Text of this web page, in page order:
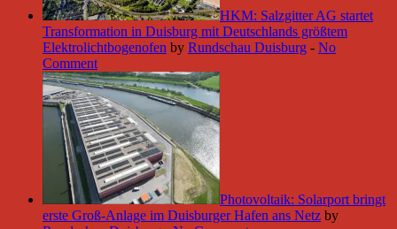
HKM: Salzgitter AG startet
Transformation in Duisburg mit Deutschlands größtem
Elektrolichtbogenofen by Rundschau Duisburg - No
Comment
Photovoltaik: Solarport bringt
erste Groß-Anlage im Duisburger Hafen ans Netz by